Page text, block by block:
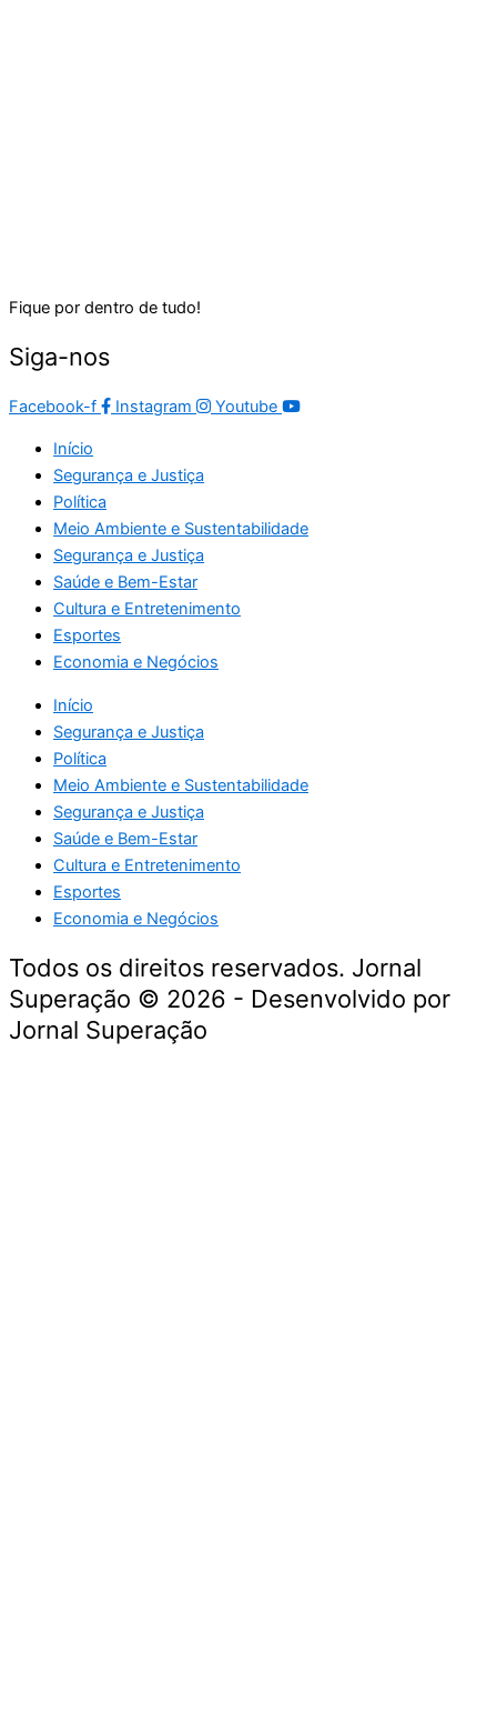
Fique por dentro de tudo!
Siga-nos
Facebook-f Instagram Youtube
Início
Segurança e Justiça
Política
Meio Ambiente e Sustentabilidade
Segurança e Justiça
Saúde e Bem-Estar
Cultura e Entretenimento
Esportes
Economia e Negócios
Início
Segurança e Justiça
Política
Meio Ambiente e Sustentabilidade
Segurança e Justiça
Saúde e Bem-Estar
Cultura e Entretenimento
Esportes
Economia e Negócios
Todos os direitos reservados. Jornal
Superação © 2026 - Desenvolvido por
Jornal Superação